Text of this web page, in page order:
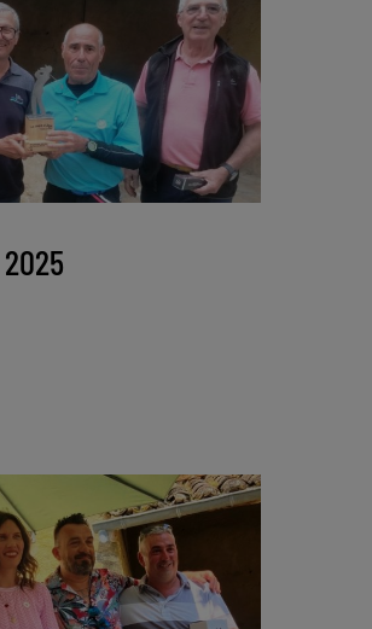
2025